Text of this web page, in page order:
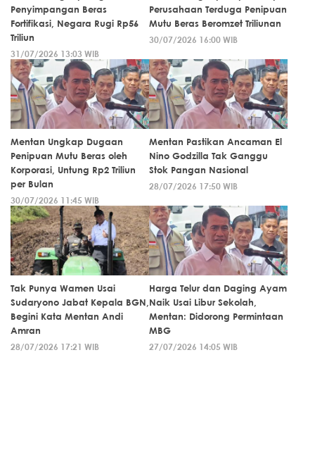
Penyimpangan Beras
Fortifikasi, Negara Rugi Rp56
Triliun
31/07/2026 13:03 WIB
Perusahaan Terduga Penipuan
Mutu Beras Beromzet Triliunan
30/07/2026 16:00 WIB
Mentan Ungkap Dugaan
Penipuan Mutu Beras oleh
Korporasi, Untung Rp2 Triliun
per Bulan
30/07/2026 11:45 WIB
Mentan Pastikan Ancaman El
Nino Godzilla Tak Ganggu
Stok Pangan Nasional
28/07/2026 17:50 WIB
Tak Punya Wamen Usai
Sudaryono Jabat Kepala BGN,
Begini Kata Mentan Andi
Amran
28/07/2026 17:21 WIB
Harga Telur dan Daging Ayam
Naik Usai Libur Sekolah,
Mentan: Didorong Permintaan
MBG
27/07/2026 14:05 WIB